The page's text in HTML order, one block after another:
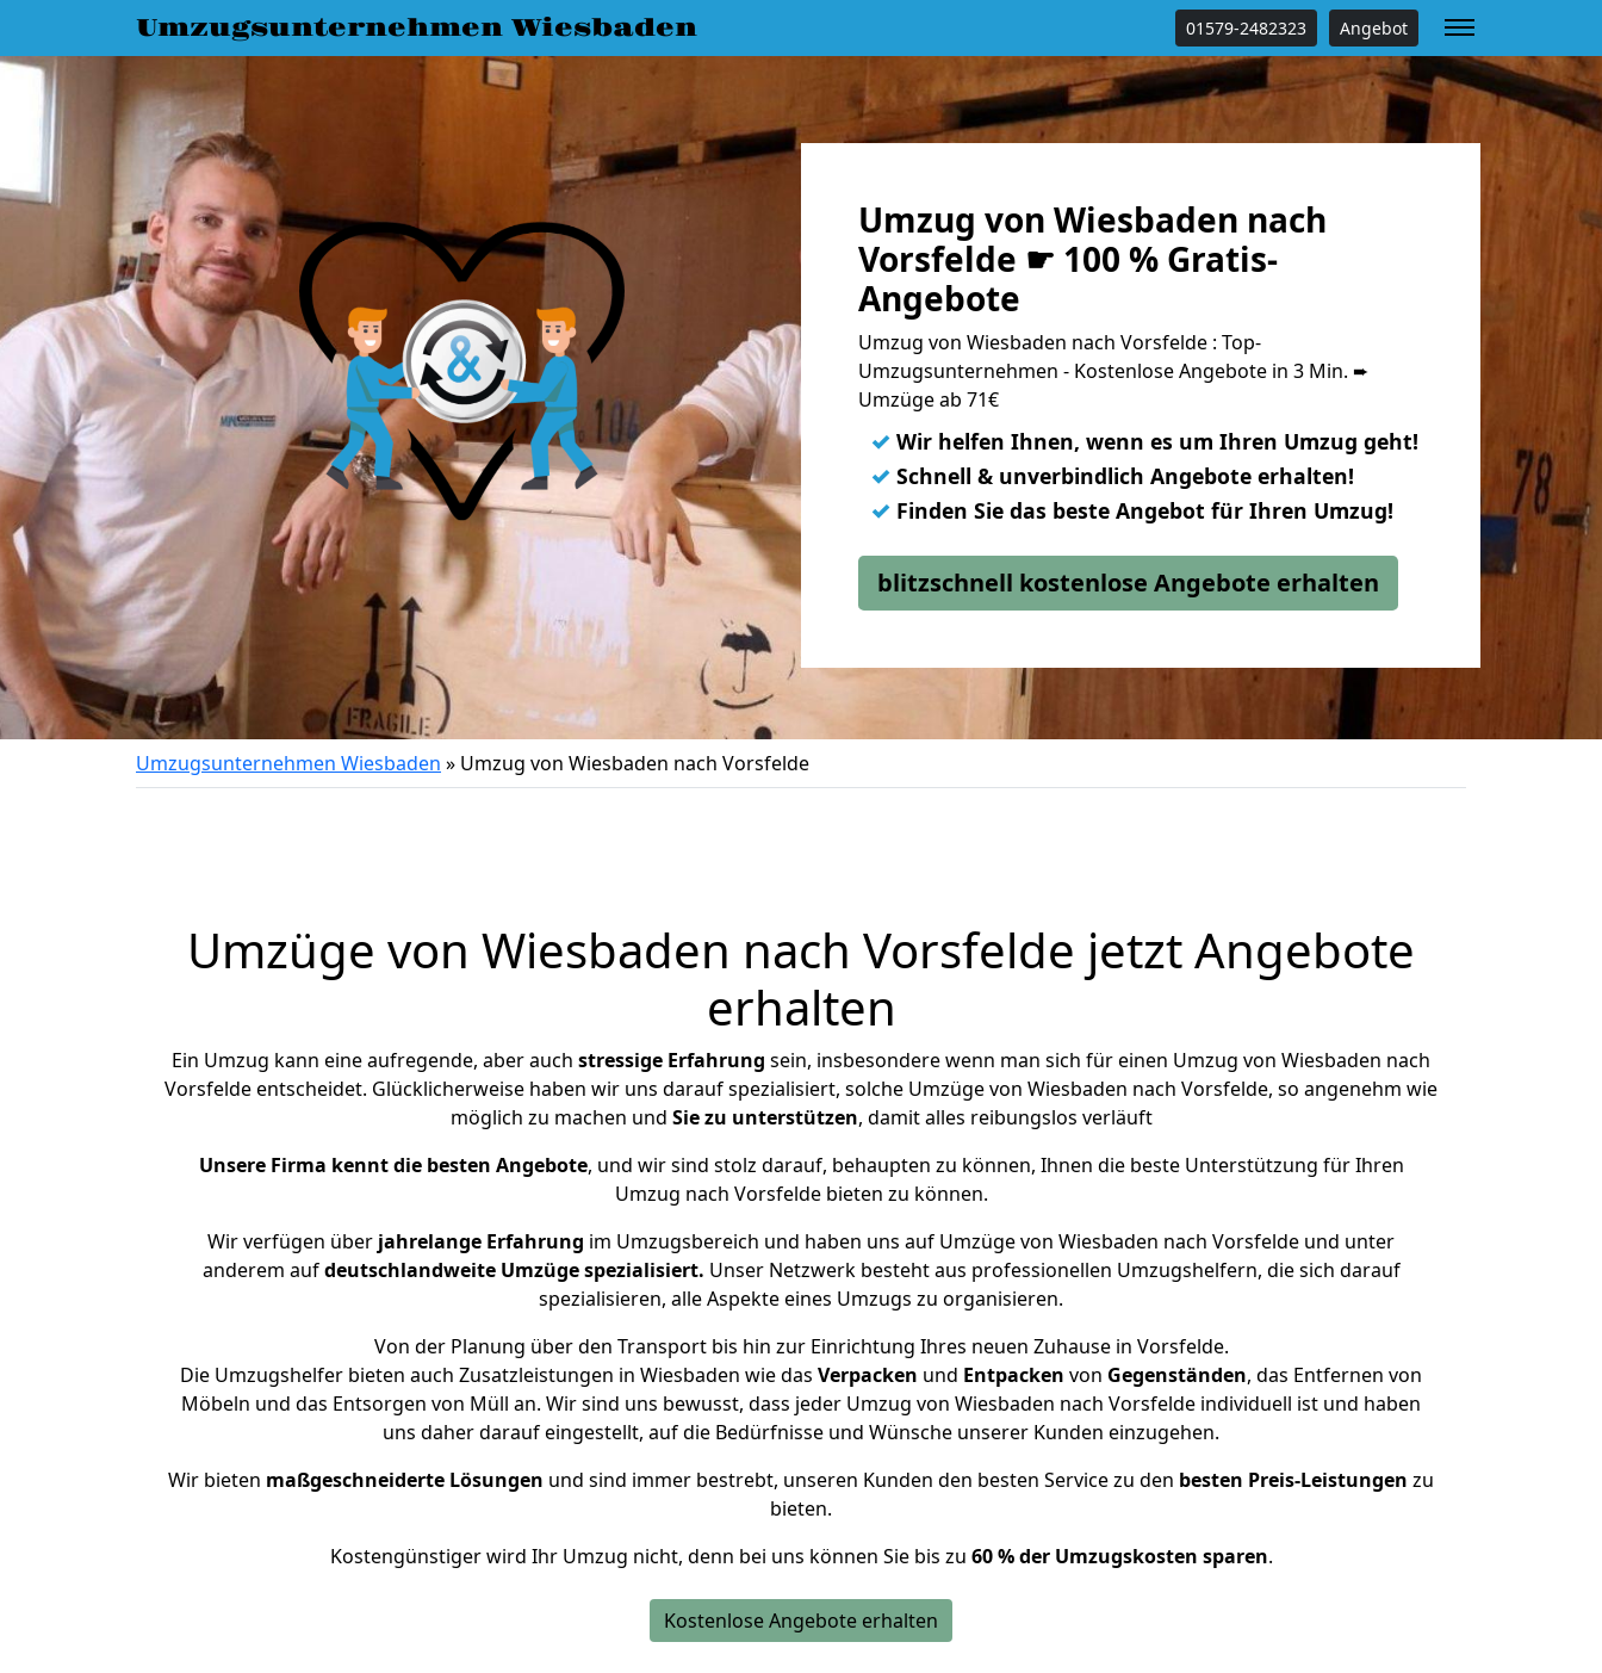
Umzugsunternehmen Wiesbaden 01579-2482323 Angebot
Umzug von Wiesbaden nach
Vorsfelde ☛ 100 % Gratis-
Angebote
Umzug von Wiesbaden nach Vorsfelde : Top-
Umzugsunternehmen - Kostenlose Angebote in 3 Min. ➨
Umzüge ab 71€
✓ Wir helfen Ihnen, wenn es um Ihren Umzug geht!
✓ Schnell & unverbindlich Angebote erhalten!
✓ Finden Sie das beste Angebot für Ihren Umzug!
blitzschnell kostenlose Angebote erhalten
Umzugsunternehmen Wiesbaden » Umzug von Wiesbaden nach Vorsfelde
Umzüge von Wiesbaden nach Vorsfelde jetzt Angebote
erhalten
Ein Umzug kann eine aufregende, aber auch stressige Erfahrung sein, insbesondere wenn man sich für einen Umzug von Wiesbaden nach
Vorsfelde entscheidet. Glücklicherweise haben wir uns darauf spezialisiert, solche Umzüge von Wiesbaden nach Vorsfelde, so angenehm wie
möglich zu machen und Sie zu unterstützen, damit alles reibungslos verläuft
Unsere Firma kennt die besten Angebote, und wir sind stolz darauf, behaupten zu können, Ihnen die beste Unterstützung für Ihren
Umzug nach Vorsfelde bieten zu können.
Wir verfügen über jahrelange Erfahrung im Umzugsbereich und haben uns auf Umzüge von Wiesbaden nach Vorsfelde und unter
anderem aufdeutschlandweite Umzüge spezialisiert. Unser Netzwerk besteht aus professionellen Umzugshelfern, die sich darauf
spezialisieren, alle Aspekte eines Umzugs zu organisieren.
Von der Planung über den Transport bis hin zur Einrichtung Ihres neuen Zuhause in Vorsfelde.
Die Umzugshelfer bieten auch Zusatzleistungen in Wiesbaden wie das Verpacken und Entpacken von Gegenständen, das Entfernen von
Möbeln und das Entsorgen von Müll an. Wir sind uns bewusst, dass jeder Umzug von Wiesbaden nach Vorsfelde individuell ist und haben
uns daher darauf eingestellt, auf die Bedürfnisse und Wünsche unserer Kunden einzugehen.
Wir bieten maßgeschneiderte Lösungen und sind immer bestrebt, unseren Kunden den besten Service zu den besten Preis-Leistungen zu
bieten.
Kostengünstiger wird Ihr Umzug nicht, denn bei uns können Sie bis zu 60 % der Umzugskosten sparen.
Kostenlose Angebote erhalten